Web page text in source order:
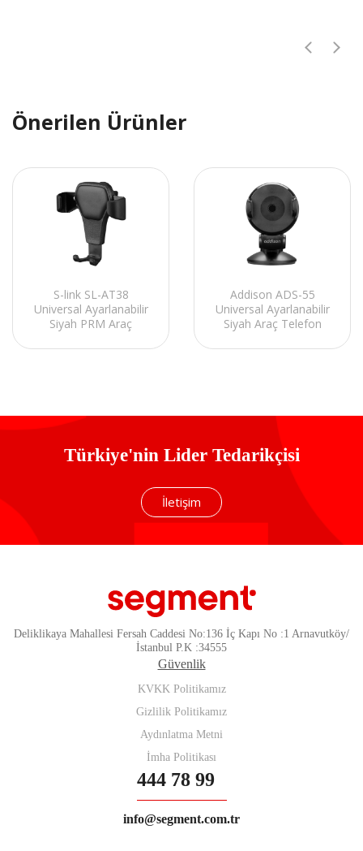
Önerilen Ürünler
S-link SL-AT38
Universal Ayarlanabilir
Siyah PRM Araç
Addison ADS-55
Universal Ayarlanabilir
Siyah Araç Telefon
Türkiye'nin Lider Tedarikçisi
İletişim
Deliklikaya Mahallesi Fersah Caddesi No:136 İç Kapı No :1 Arnavutköy/
İstanbul P.K :34555
Güvenlik
KVKK Politikamız
Gizlilik Politikamız
Aydınlatma Metni
İmha Politikası
444 78 99
info@segment.com.tr